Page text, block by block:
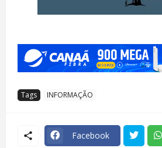
Tags INFORMAÇÃO
Facebook